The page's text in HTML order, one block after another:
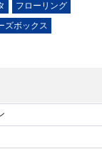
フローリング
ズボックス